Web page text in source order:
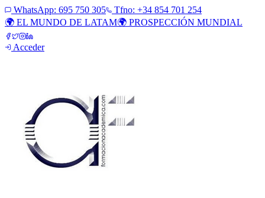
WhatsApp: 695 750 305
Tfno: +34 854 701 254
🌍 EL MUNDO DE LATAM🌍 PROSPECCIÓN MUNDIAL
Acceder